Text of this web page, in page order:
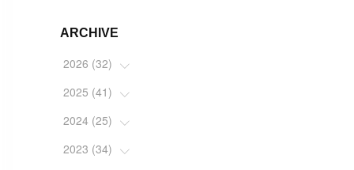
ARCHIVE
2026 (32)
(2)
(4)
(2)
2025 (41)
(5)
(4)
2024 (25)
(1)
2023 (34)